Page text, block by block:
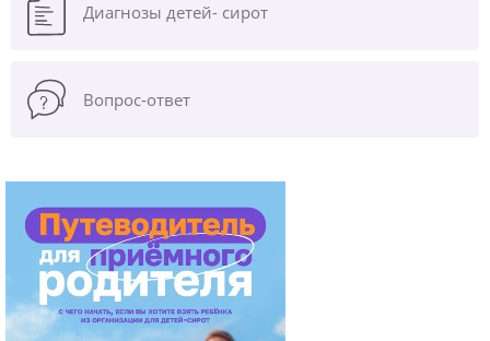
Диагнозы детей- сирот
Вопрос-ответ